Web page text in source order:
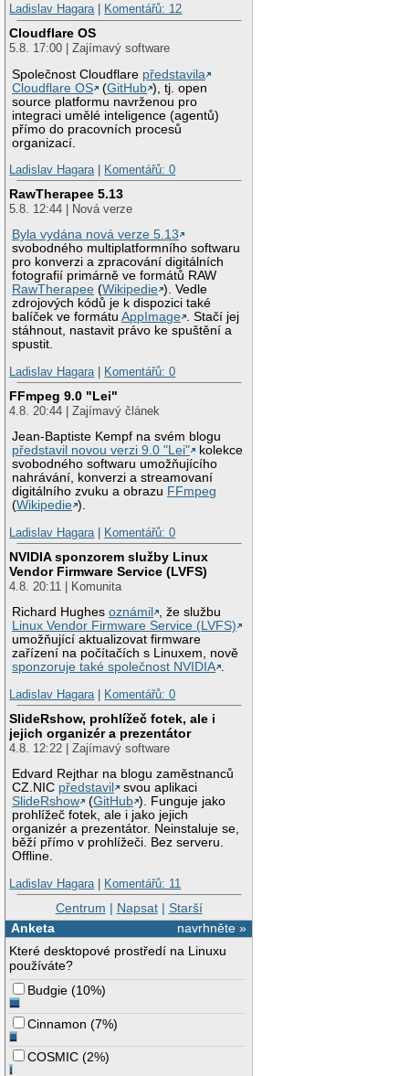
Ladislav Hagara| Komentářů: 12
Cloudflare OS
5.8. 17:00 | Zajímavý software
Společnost Cloudflare představila
Cloudflare OS
(GitHub ), tj. open
source platformu navrženou pro
integraci umělé inteligence (agentů)
přímo do pracovních procesů
organizací.
Ladislav Hagara| Komentářů: 0
RawTherapee 5.13
5.8. 12:44 | Nová verze
Byla vydána nová verze 5.13
svobodného multiplatformního softwaru
pro konverzi a zpracování digitálních
fotografií primárně ve formátů RAW
RawTherapee (Wikipedie ). Vedle
zdrojových kódů je k dispozici také
balíček ve formátuAppImage . Stačí jej
stáhnout, nastavit právo ke spuštění a
spustit.
Ladislav Hagara| Komentářů: 0
FFmpeg 9.0 "Lei"
4.8. 20:44 | Zajímavý článek
Jean-Baptiste Kempf na svém blogu
představil novou verzi 9.0 "Lei"
kolekce
svobodného softwaru umožňujícího
nahrávání, konverzi a streamovaní
digitálního zvuku a obrazu FFmpeg
(Wikipedie ).
Ladislav Hagara| Komentářů: 0
NVIDIA sponzorem služby Linux
Vendor Firmware Service (LVFS)
4.8. 20:11 | Komunita
Richard Hughesoznámil
, že službu
Linux Vendor Firmware Service (LVFS)
umožňující aktualizovat firmware
zařízení na počítačích s Linuxem, nově
sponzoruje také společnost NVIDIA .
Ladislav Hagara| Komentářů: 0
SlideRshow, prohlížeč fotek, ale i
jejich organizér a prezentátor
4.8. 12:22 | Zajímavý software
Edvard Rejthar na blogu zaměstnanců
CZ.NIC představil
svou aplikaci
SlideRshow
(GitHub ). Funguje jako
prohlížeč fotek, ale i jako jejich
organizér a prezentátor. Neinstaluje se,
běží přímo v prohlížeči. Bez serveru.
Offline.
Ladislav Hagara| Komentářů: 11
Centrum | Napsat| Starší
navrhněte »
Anketa
Které desktopové prostředí na Linuxu
používáte?
Budgie (10%)
Cinnamon (7%)
COSMIC (2%)